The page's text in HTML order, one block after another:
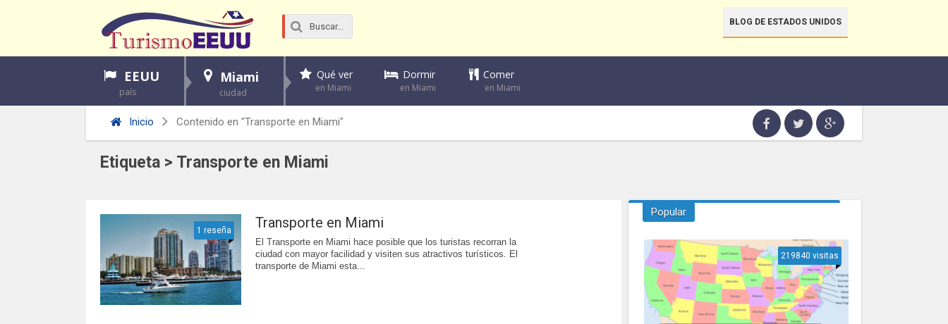
BLOG DE ESTADOS UNIDOS
EEUU
país
Miami
ciudad
Qué ver
en Miami
Dormir
en Miami
Comer
en Miami
Inicio Contenido en "Transporte en Miami"
Etiqueta > Transporte en Miami
1 reseña Transporte en Miami
El Transporte en Miami hace posible que los turistas recorran la
ciudad con mayor facilidad y visiten sus atractivos turísticos. El
transporte de Miami esta...
Popular
219840 visitas